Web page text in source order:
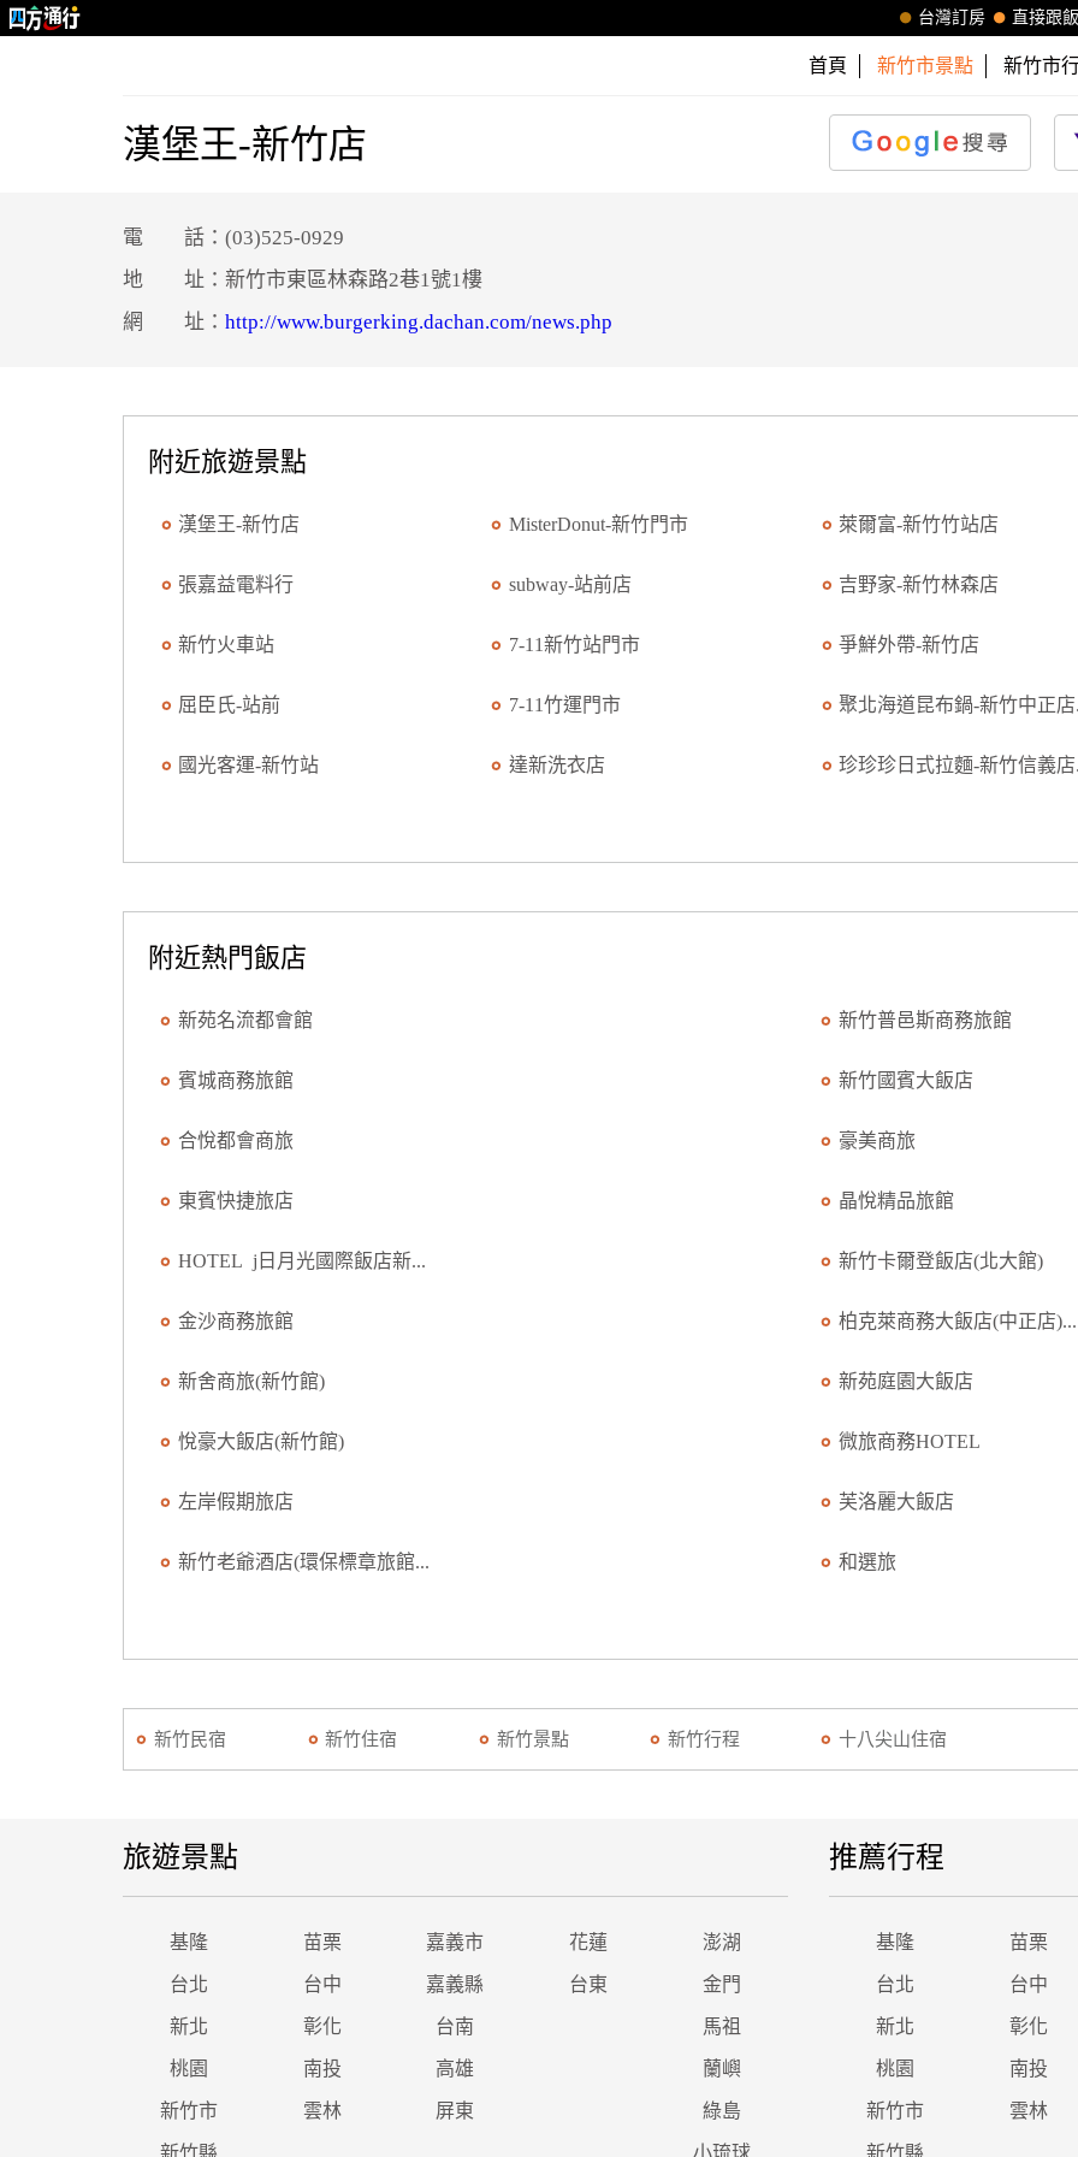
直接跟
台灣訂房
首頁 新竹市景點 新竹市
漢堡王-新竹店
電 話：(03)525-0929
地 址：新竹市東區林森路2巷1號1樓
網 址： http://www.burgerking.dachan.com/news.php
附近旅遊景點
漢堡王-新竹店 MisterDonut-新竹門市 萊爾富-新竹竹站店
張嘉益電料行 subway-站前店 吉野家-新竹林森店
新竹火車站 7-11新竹站門市 爭鮮外帶-新竹店
屈臣氏-站前 7-11竹運門市 聚北海道昆布鍋-新竹中正店
國光客運-新竹站 達新洗衣店 珍珍珍日式拉麵-新竹信義店
附近熱門飯店
新苑名流都會館 新竹普邑斯商務旅館
賓城商務旅館 新竹國賓大飯店
合悅都會商旅 豪美商旅
東賓快捷旅店 晶悅精品旅館
HOTEL j日月光國際飯店新... 新竹卡爾登飯店(北大館)
金沙商務旅館 柏克萊商務大飯店(中正店)...
新舍商旅(新竹館) 新苑庭園大飯店
悅豪大飯店(新竹館) 微旅商務HOTEL
左岸假期旅店 芙洛麗大飯店
新竹老爺酒店(環保標章旅館... 和選旅
新竹民宿 新竹住宿 新竹景點 新竹行程 十八尖山住宿
旅遊景點
基隆 苗栗 嘉義市 花蓮 澎湖
台北 台中 嘉義縣 台東 金門
新北 彰化 台南 馬祖
桃園 南投 高雄 蘭嶼
新竹市 雲林 屏東 綠島
新竹縣 小琉球
推薦行程
基隆 苗栗
台北 台中
新北 彰化
桃園 南投
新竹市 雲林
新竹縣